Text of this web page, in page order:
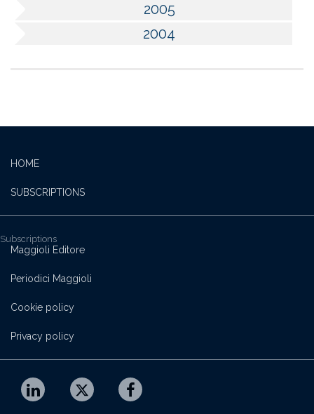
2005
2004
HOME
SUBSCRIPTIONS
Subscriptions
Maggioli Editore
Periodici Maggioli
Cookie policy
Privacy policy